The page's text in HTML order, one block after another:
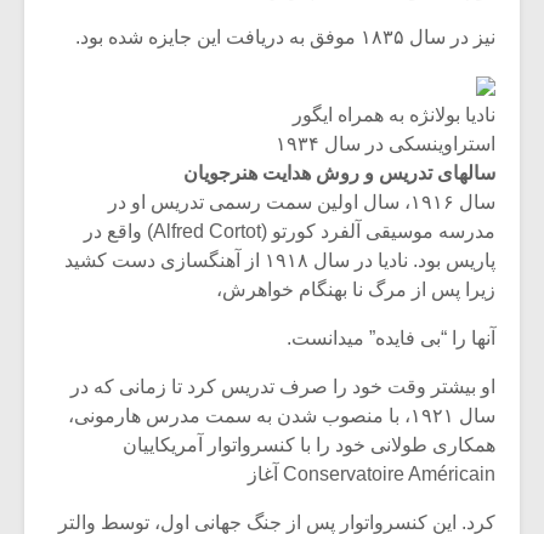
نیز در سال ۱۸۳۵ موفق به دریافت این جایزه شده بود.
نادیا بولانژه به همراه ایگور
استراوینسکی در سال ۱۹۳۴
سالهای تدریس و روش هدایت هنرجویان
سال ۱۹۱۶، سال اولین سمت رسمی تدریس او در
مدرسه موسیقی آلفرد کورتو (Alfred Cortot) واقع در
پاریس بود. نادیا در سال ۱۹۱۸ از آهنگسازی دست کشید
زیرا پس از مرگ نا بهنگام خواهرش،
آنها را “بی فایده” میدانست.
او بیشتر وقت خود را صرف تدریس کرد تا زمانی که در
سال ۱۹۲۱، با منصوب شدن به سمت مدرس هارمونی،
همکاری طولانی خود را با کنسرواتوار آمریکاییان
Conservatoire Américain آغاز
کرد. این کنسرواتوار پس از جنگ جهانی اول، توسط والتر